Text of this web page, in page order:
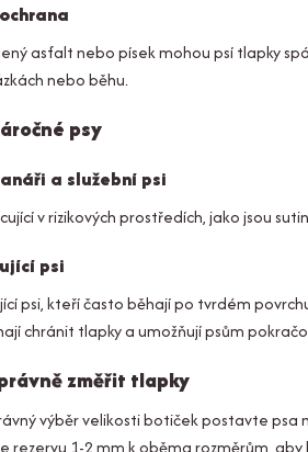
asfalt nebo písek mohou psí tlapky
nebo běhu.
psy
a služební psi
v rizikových prostředích, jako jsou
psi
psi, kteří často běhají po tvrdém
chránit tlapky a umožňují psům
změřit tlapky
výběr velikosti botiček postavte psa
rezervu 1-2 mm k oběma rozměrům,